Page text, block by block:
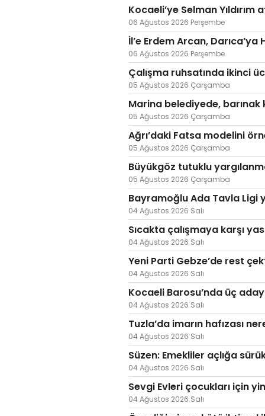
Kocaeli’ye Selman Yıldırım
06 Ağustos 2026 Perşembe
İl’e Erdem Arcan,
06 Ağustos 2026 Perşembe
Çalışma ruhsatında ikinci
05 Ağustos 2026 Çarşamba
Marina belediyede,
05 Ağustos 2026 Çarşamba
Ağrı’daki Fatsa modelini
05 Ağustos 2026 Çarşamba
Büyükgöz tutuklu
05 Ağustos 2026 Çarşamba
Bayramoğlu Ada Tavla Ligi
04 Ağustos 2026 Salı
Sıcakta çalışmaya karşı
04 Ağustos 2026 Salı
Yeni Parti Gebze’de rest
04 Ağustos 2026 Salı
Kocaeli Barosu’nda üç aday
04 Ağustos 2026 Salı
Tuzla’da imarın hafızası
04 Ağustos 2026 Salı
Süzen: Emekliler açlığa
04 Ağustos 2026 Salı
Sevgi Evleri çocukları için
04 Ağustos 2026 Salı